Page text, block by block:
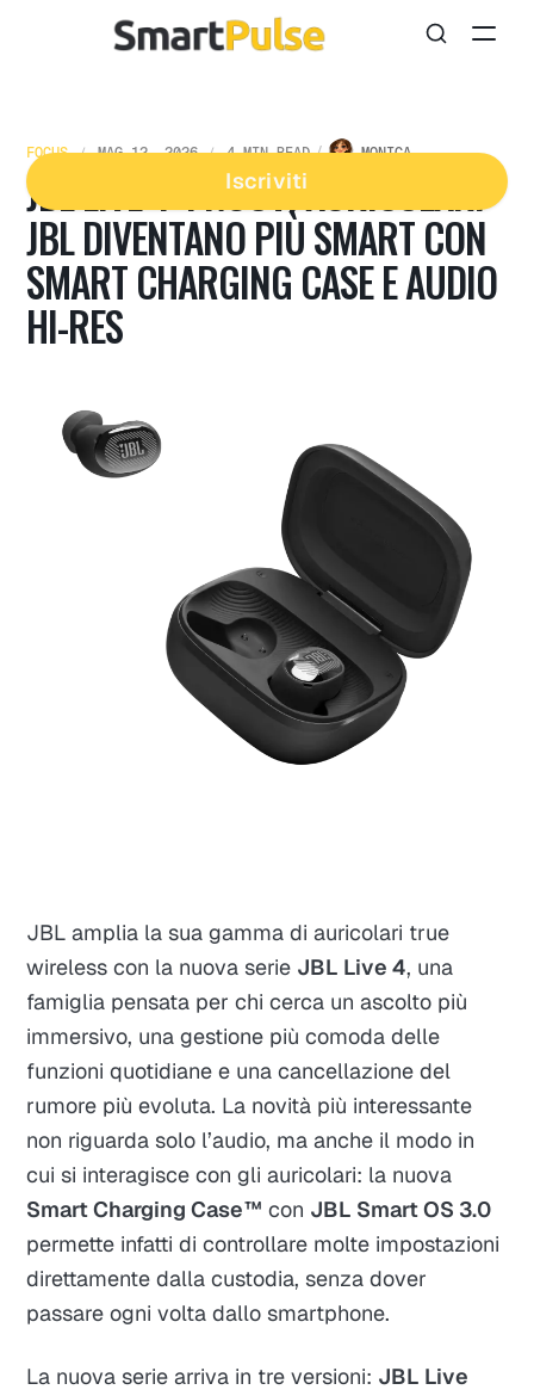
Iscriviti
FOCUS MAG 12, 2026 4 MIN READ MONICA
JBL LIVE 4: I NUOVI AURICOLARI
JBL DIVENTANO PIÙ SMART CON
SMART CHARGING CASE E AUDIO
HI-RES
JBL amplia la sua gamma di auricolari true
wireless con la nuova serie JBL Live 4, una
famiglia pensata per chi cerca un ascolto più
immersivo, una gestione più comoda delle
funzioni quotidiane e una cancellazione del
rumore più evoluta. La novità più interessante
non riguarda solo l’audio, ma anche il modo in
cui si interagisce con gli auricolari: la nuova
Smart Charging Case™ con JBL Smart OS 3.0
permette infatti di controllare molte impostazioni
direttamente dalla custodia, senza dover
passare ogni volta dallo smartphone.
La nuova serie arriva in tre versioni: JBL Live